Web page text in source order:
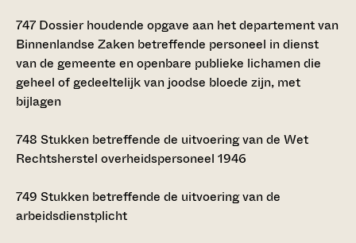
747 Dossier houdende opgave aan het departement van
Binnenlandse Zaken betreffende personeel in dienst
van de gemeente en openbare publieke lichamen die
geheel of gedeeltelijk van joodse bloede zijn, met
bijlagen
748 Stukken betreffende de uitvoering van de Wet
Rechtsherstel overheidspersoneel 1946
749 Stukken betreffende de uitvoering van de
arbeidsdienstplicht